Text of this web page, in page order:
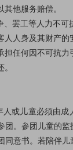
他服务赔偿。
、罢工等人力不可
人人身及其财产的
担任何因不可抗力
人或儿童必须由成
团。参团儿童的
同意书。若陪伴